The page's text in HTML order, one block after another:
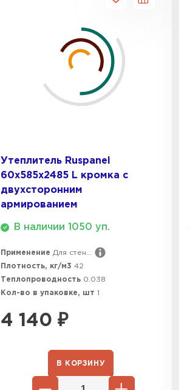
Утеплитель Ruspanel
60х585х2485 L кромка с
двухсторонним
армированием
В наличии 1050 уп.
Применение Для стен...
Плотность, кг/м3 42
Теплопроводность 0.038
Кол-во в упаковке, шт 1
4 140 ₽
В КОРЗИНУ